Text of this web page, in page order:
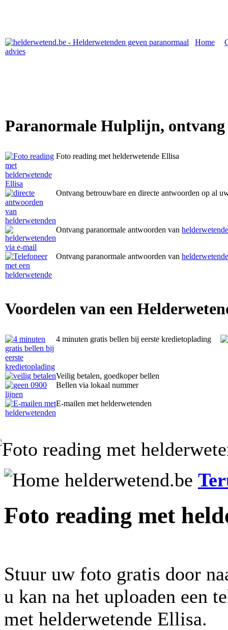
Home
Paranormale Hulplijn,
Foto reading met helderwetende Ellisa
Ontvang betrouwbare en directe antwoorden op al
Ontvang paranormale antwoorden van
Ontvang paranormale antwoorden van
Voordelen van een
4 minuten gratis bellen bij eerste kredietoplading
Veilig betalen, goedkoper bellen
Bellen via lokaal nummer
E-mailen met helderwetenden
Foto reading met
Stuur uw foto gratis door
u kan na het uploaden een
met helderwetende Ellisa.